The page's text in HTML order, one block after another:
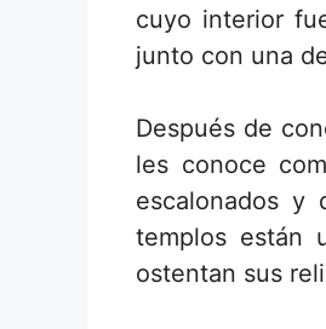
cuyo interior
junto con una
Después de
les conoce
escalonados y
templos están
ostentan sus